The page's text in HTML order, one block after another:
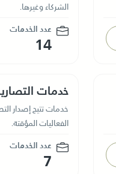
الشركاء وغيرها.
عدد الخدمات
14
خدمات
خدمات تتيح إصدار
الفعاليات المؤقتة.
عدد الخدمات
7